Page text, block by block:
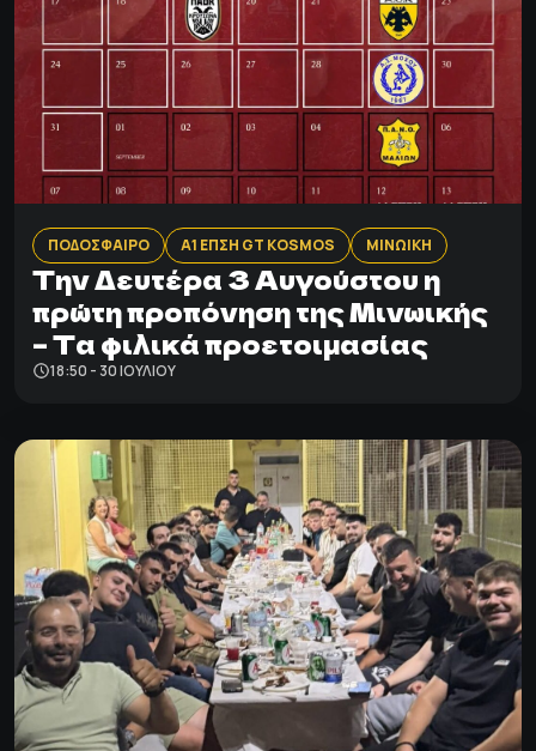
ΠΟΔΟΣΦΑΙΡΟ Α1 ΕΠΣΗ GT KOSMOS ΜΙΝΩΙΚΗ
Tην Δευτέρα 3 Αυγούστου η
πρώτη προπόνηση της Μινωικής
– Τα φιλικά προετοιμασίας
18:50 - 30 ΙΟΥΛΊΟΥ